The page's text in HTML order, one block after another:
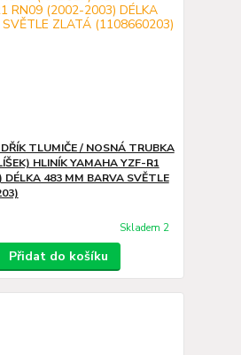
TLUMIČE / NOSNÁ TRUBKA
HLINÍK YAMAHA YZF-R1
DÉLKA 483 MM BARVA SVĚTLE
Skladem 2
Přidat do košíku